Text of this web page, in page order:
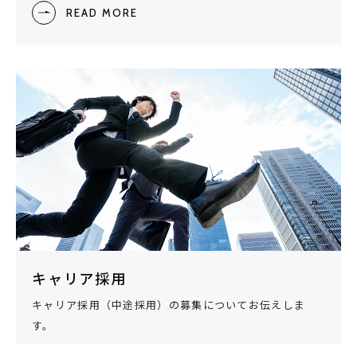
READ MORE
キャリア採用
キャリア採用（中途採用）の募集についてお伝えしま
す。